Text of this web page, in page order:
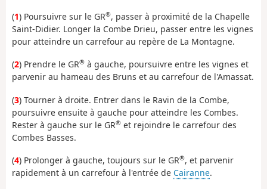
(1) Poursuivre sur le GR®, passer à proximité de la Chapelle
Saint-Didier. Longer la Combe Drieu, passer entre les vignes
pour atteindre un carrefour au repère de La Montagne.
(2) Prendre le GR® à gauche, poursuivre entre les vignes et
parvenir au hameau des Bruns et au carrefour de l'Amassat.
(3) Tourner à droite. Entrer dans le Ravin de la Combe,
poursuivre ensuite à gauche pour atteindre les Combes.
Rester à gauche sur le GR® et rejoindre le carrefour des
Combes Basses.
(4) Prolonger à gauche, toujours sur le GR®, et parvenir
rapidement à un carrefour à l'entrée de Cairanne.